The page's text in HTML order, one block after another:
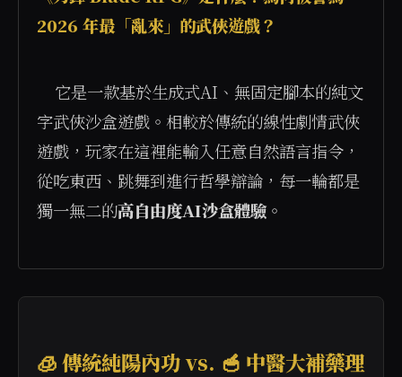
2026 年最「亂來」的武俠遊戲？
字武俠沙盒遊戲。相較於傳統的線性劇情武俠
遊戲，玩家在這裡能輸入任意自然語言指令，
從吃東西、跳舞到進行哲學辯論，每一輪都是
獨一無二的高自由度AI沙盒體驗 。
🧊 傳統純陽內功 vs. 🥣 中醫大補藥理